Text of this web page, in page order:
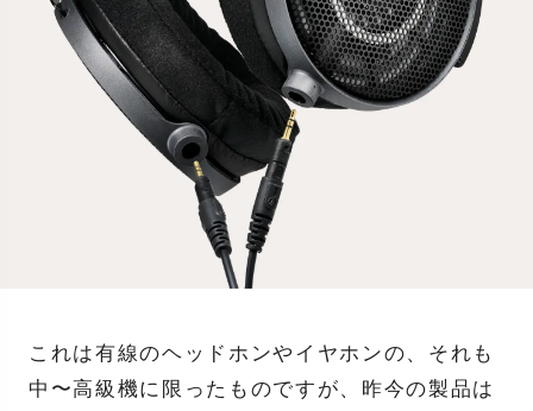
これは有線のヘッドホンやイヤホンの、それも
中〜高級機に限ったものですが、昨今の製品は